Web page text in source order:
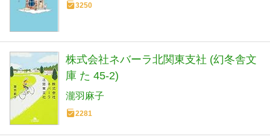
3250
株式会社ネバーラ北関東支社 (幻冬舎文
庫 た 45-2)
瀧羽麻子
2281